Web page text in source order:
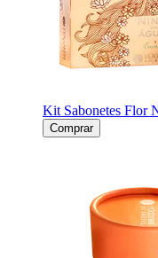
Kit Sabonetes Flor
Comprar